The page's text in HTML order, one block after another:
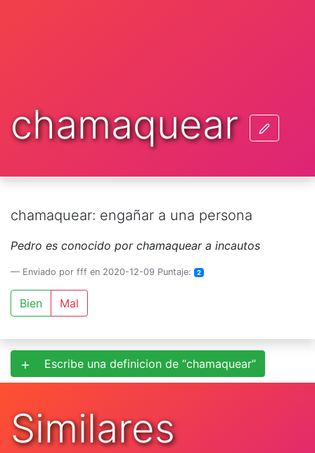
chamaquear
chamaquear: engañar a una persona
Pedro es conocido por chamaquear a incautos
Enviado por fff en 2020-12-09 Puntaje: 2
Bien Mal
Escribe una definicion de “chamaquear”
Similares